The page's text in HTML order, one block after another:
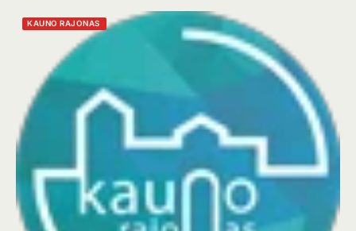
KAUNO RAJONAS